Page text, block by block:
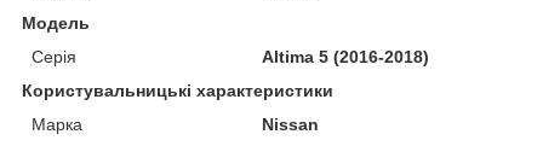
Модель
Серія
Altima 5 (2016-2018)
Користувальницькі характеристики
Марка
Nissan